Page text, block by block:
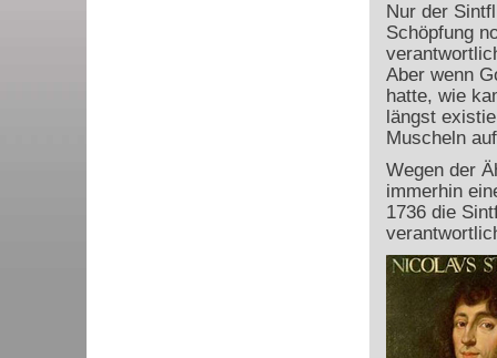
Nur der
Schöpfung
Aber wenn
hatte, wie
längst
Muscheln
Wegen der
immerhin
1736 die